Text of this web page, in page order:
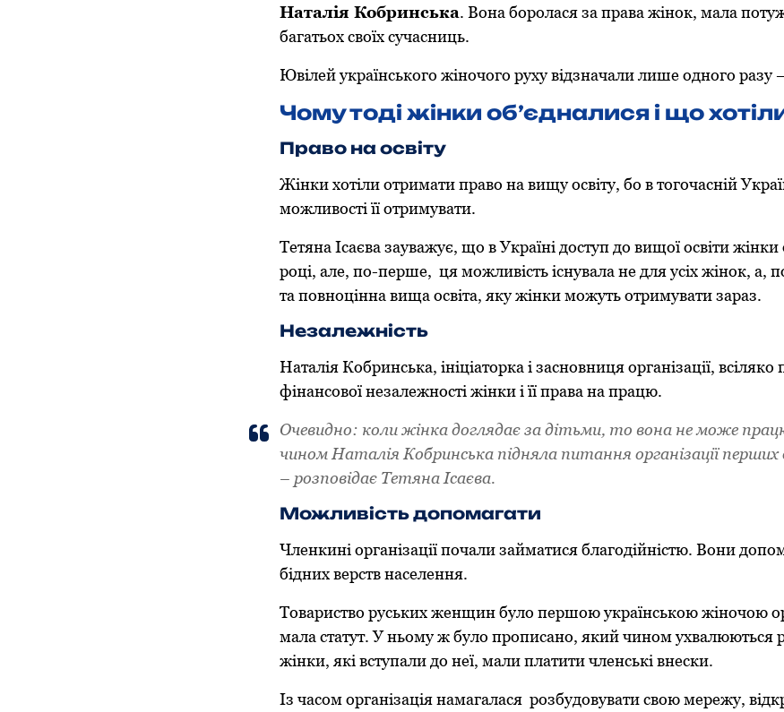
Наталія Кобринська. Вона боролася за права жінок, мала
багатьох своїх сучасниць.
Ювілей українського жіночого руху відзначали лише одного разу
Чому тоді жінки об’єдналися і що
Право на освіту
Жінки хотіли отримати право на вищу освіту, бо в тогочасній
можливості її отримувати.
Тетяна Ісаєва зауважує, що в Україні доступ до вищої освіти
році, але, по-перше, ця можливість існувала не для усіх жінок, а,
та повноцінна вища освіта, яку жінки можуть отримувати зараз.
Незалежність
Наталія Кобринська, ініціаторка і засновниця організації,
фінансової незалежності жінки і її права на працю.
Очевидно: коли жінка доглядає за дітьми, то вона не може
чином Наталія Кобринська підняла питання організації перших
– розповідає Тетяна Ісаєва.
Можливість допомагати
Членкині організації почали займатися благодійністю. Вони
бідних верств населення.
Товариство руських женщин було першою українською жіночою
мала статут. У ньому ж було прописано, який чином ухвалюються
жінки, які вступали до неї, мали платити членські внески.
Із часом організація намагалася розбудовувати свою мережу,